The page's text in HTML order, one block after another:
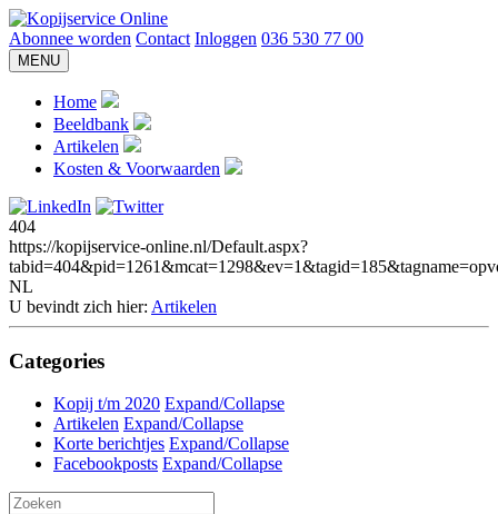
Abonnee worden Contact Inloggen 036 530 77 00
MENU
Home
Beeldbank
Artikelen
Kosten & Voorwaarden
404
https://kopijservice-online.nl/Default.aspx?
NL
U bevindt zich hier: Artikelen
Categories
Kopij t/m 2020 Expand/Collapse
Artikelen Expand/Collapse
Korte berichtjes Expand/Collapse
Facebookposts Expand/Collapse